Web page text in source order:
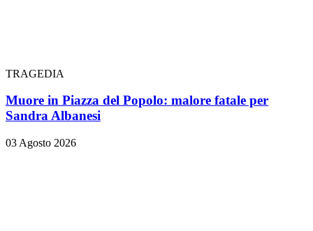
TRAGEDIA
Muore in Piazza del Popolo: malore fatale per
Sandra Albanesi
03 Agosto 2026